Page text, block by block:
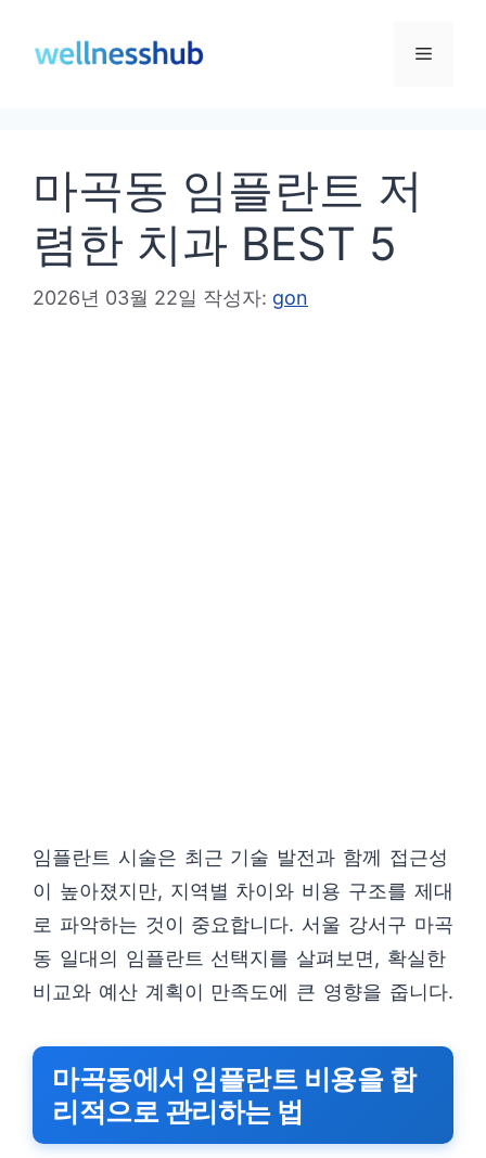
메
마곡동 임플란트 저
렴한 치과 BEST 5
2026년 03월 22일 작성자: gon
임플란트 시술은 최근 기술 발전과 함께 접근성
이 높아졌지만, 지역별 차이와 비용 구조를 제대
로 파악하는 것이 중요합니다. 서울 강서구 마곡
동 일대의 임플란트 선택지를 살펴보면, 확실한
비교와 예산 계획이 만족도에 큰 영향을 줍니다.
마곡동에서 임플란트 비용을 합
리적으로 관리하는 법